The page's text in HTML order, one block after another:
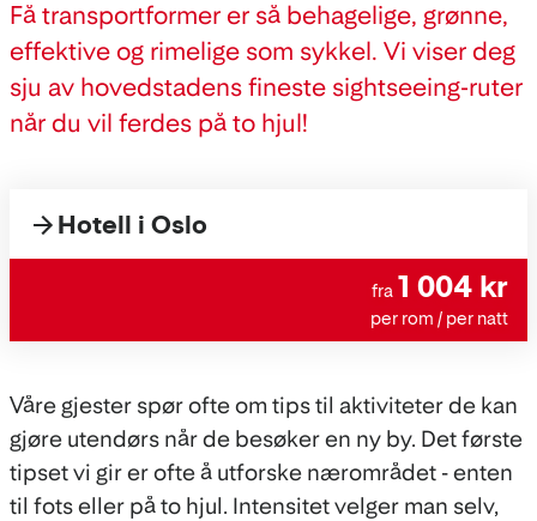
Få transportformer er så behagelige, grønne,
effektive og rimelige som sykkel. Vi viser deg
sju av hovedstadens fineste sightseeing-ruter
når du vil ferdes på to hjul!
Hotell i Oslo
fra 1 004 kr
per rom / per natt
Våre gjester spør ofte om tips til aktiviteter de kan
gjøre utendørs når de besøker en ny by. Det første
tipset vi gir er ofte å utforske nærområdet - enten
til fots eller på to hjul. Intensitet velger man selv,